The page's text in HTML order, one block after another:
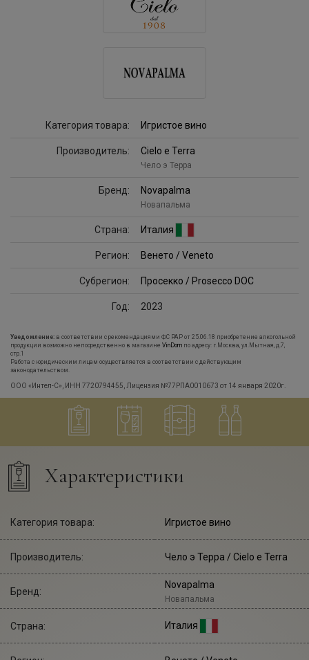
Категория товара: Игристое вино
Производитель: Cielo e Terra
Чело э Терра
Бренд: Novapalma
Новапальма
Страна: Италия
Регион: Венето / Veneto
Субрегион: Просекко / Prosecco DOC
Год: 2023
Уведомление: в соответствии с рекомендациями ФС РАР от 25.06.18 приобретение алкогольной
продукции возможно непосредственно в магазине VinDom по адресу: г.Москва, ул.Мытная, д.7,
стр.1
Работа с юридическим лицам осуществляется в соответствии с действующим
законодательством.
ООО «Интел-С», ИНН 7720794455, Лицензия №77РПА0010673 от 14 января 2020г.
Характеристики
Категория товара: Игристое вино
Производитель: Чело э Терра / Cielo e Terra
Бренд:
Novapalma
Новапальма
Страна: Италия